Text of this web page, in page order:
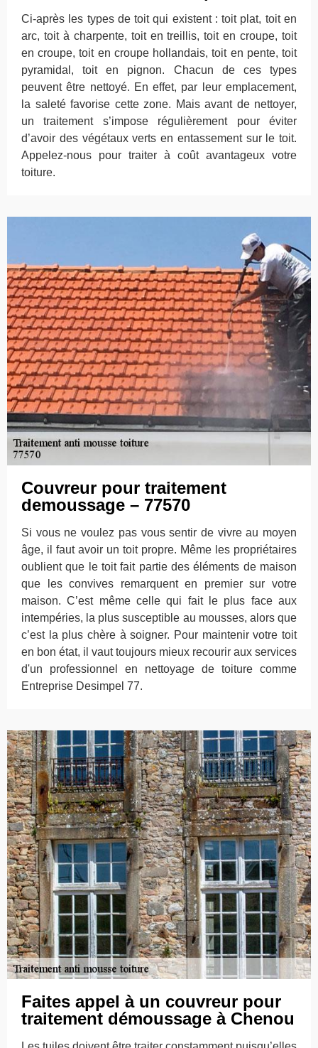
Ci-après les types de toit qui existent : toit plat, toit en
arc, toit à charpente, toit en treillis, toit en croupe, toit
en croupe, toit en croupe hollandais, toit en pente, toit
pyramidal, toit en pignon. Chacun de ces types
peuvent être nettoyé. En effet, par leur emplacement,
la saleté favorise cette zone. Mais avant de nettoyer,
un traitement s’impose régulièrement pour éviter
d’avoir des végétaux verts en entassement sur le toit.
Appelez-nous pour traiter à coût avantageux votre
toiture.
Couvreur pour traitement
demoussage – 77570
Si vous ne voulez pas vous sentir de vivre au moyen
âge, il faut avoir un toit propre. Même les propriétaires
oublient que le toit fait partie des éléments de maison
que les convives remarquent en premier sur votre
maison. C’est même celle qui fait le plus face aux
intempéries, la plus susceptible au mousses, alors que
c’est la plus chère à soigner. Pour maintenir votre toit
en bon état, il vaut toujours mieux recourir aux services
d'un professionnel en nettoyage de toiture comme
Entreprise Desimpel 77.
Faites appel à un couvreur pour
traitement démoussage à Chenou